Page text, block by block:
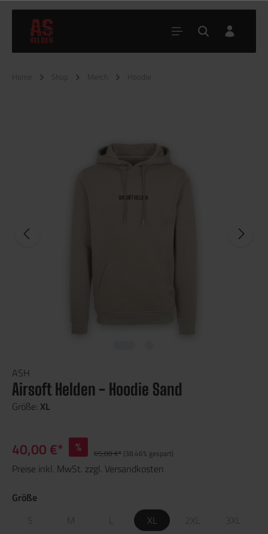
Home Shop Merch Hoodie
ASH
Airsoft Helden - Hoodie Sand
Größe: XL
40,00 €* % 65,00 €* (38.46% gespart)
Preise inkl. MwSt. zzgl. Versandkosten
Größe
M XL 2XL 3XL